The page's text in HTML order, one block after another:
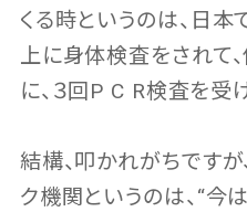
くる時というのは、日本
上に身体検査をされて
に、３回P C R検査を受
結構、叩かれがちですが
ク機関というのは、“今